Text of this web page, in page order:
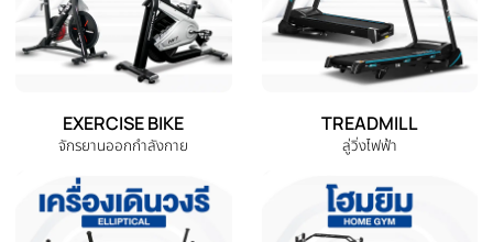
หยิบใส่ตะกร้า หยิบใส่ตะกร้า
หมวดหมู่สินค้าทั้งหมด